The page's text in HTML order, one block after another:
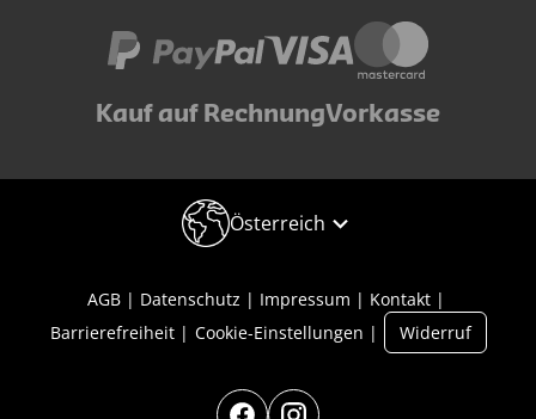
Kauf auf RechnungVorkasse
Österreich
AGB Datenschutz Impressum
Kontakt
Barrierefreiheit
Cookie-Einstellungen Widerruf